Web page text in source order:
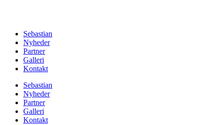
Sebastian
Nyheder
Partner
Galleri
Kontakt
Sebastian
Nyheder
Partner
Galleri
Kontakt